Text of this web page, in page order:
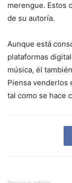
merengue. Estos
de su autoría.
Aunque está
plataformas
música, él
Piensa venderlos
tal como se hace